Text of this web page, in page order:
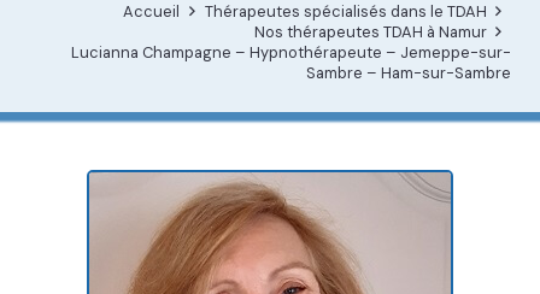
Accueil
Thérapeutes spécialisés dans le TDAH
Nos thérapeutes TDAH à Namur
Lucianna Champagne – Hypnothérapeute – Jemeppe-sur-
Sambre – Ham-sur-Sambre